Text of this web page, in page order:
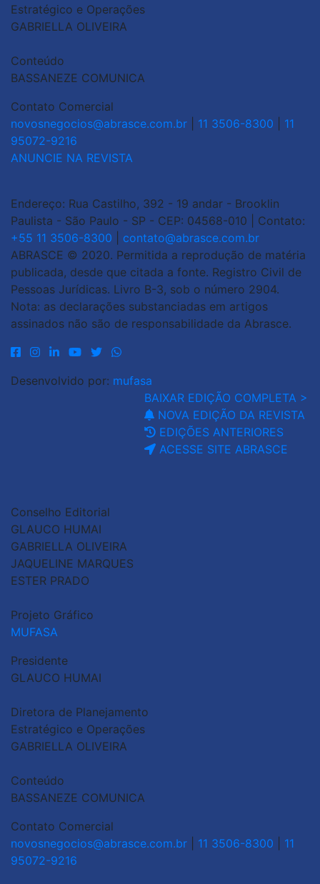
Estratégico e Operações
GABRIELLA OLIVEIRA
Conteúdo
BASSANEZE COMUNICA
Contato Comercial
novosnegocios@abrasce.com.br
11 3506-8300
11
95072-9216
ANUNCIE NA REVISTA
Endereço: Rua Castilho, 392 - 19 andar - Brooklin
Paulista - São Paulo - SP - CEP: 04568-010 | Contato:
+55 11 3506-8300
contato@abrasce.com.br
ABRASCE © 2020. Permitida a reprodução de matéria
publicada, desde que citada a fonte. Registro Civil de
Pessoas Jurídicas. Livro B-3, sob o número 2904.
Nota: as declarações substanciadas em artigos
assinados não são de responsabilidade da Abrasce.
Desenvolvido por: mufasa
BAIXAR EDIÇÃO COMPLETA >
NOVA EDIÇÃO DA REVISTA
EDIÇÕES ANTERIORES
ACESSE SITE ABRASCE
Conselho Editorial
GLAUCO HUMAI
GABRIELLA OLIVEIRA
JAQUELINE MARQUES
ESTER PRADO
Projeto Gráfico
MUFASA
Presidente
GLAUCO HUMAI
Diretora de Planejamento
Estratégico e Operações
GABRIELLA OLIVEIRA
Conteúdo
BASSANEZE COMUNICA
Contato Comercial
novosnegocios@abrasce.com.br
11 3506-8300
11
95072-9216